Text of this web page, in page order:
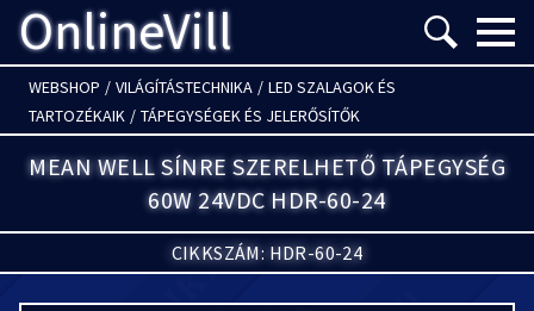
OnlineVill Menü
WEBSHOP / VILÁGÍTÁSTECHNIKA / LED SZALAGOK ÉS
TARTOZÉKAIK / TÁPEGYSÉGEK ÉS JELERŐSÍTŐK
MEAN WELL SÍNRE SZERELHETŐ TÁPEGYSÉG
60W 24VDC HDR-60-24
CIKKSZÁM: HDR-60-24